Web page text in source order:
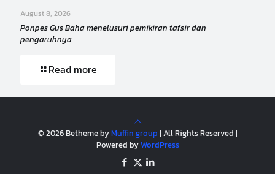
August 8, 2026
Ponpes Gus Baha menelusuri pemikiran tafsir dan
pengaruhnya
Read more
© 2026 Betheme byMuffin group | All Rights Reserved |
Powered byWordPress